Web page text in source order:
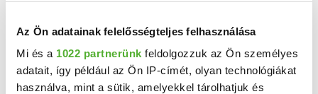
Az Ön adatainak felelősségteljes felhasználása
Mi és a 1022 partnerünk feldolgozzuk az Ön személyes
adatait, így például az Ön IP-címét, olyan technológiákat
használva, mint a sütik, amelyekkel tárolhatjuk és